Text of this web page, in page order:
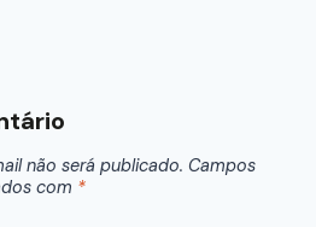
não será publicado. Campos
com *